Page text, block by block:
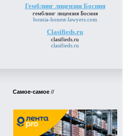
Гемблинг лицензия Босния
гемблинг лицензия Босния
bosnia-honest-lawyers.com
Clasifieds.ru
clasifieds.ru
clasifieds.ru
Самое-самое //